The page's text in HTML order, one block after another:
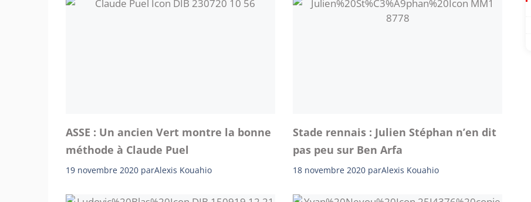
ASSE : Un ancien Vert montre la bonne
méthode à Claude Puel
19 novembre 2020 parAlexis Kouahio
Stade rennais : Julien Stéphan n’en dit
pas peu sur Ben Arfa
18 novembre 2020 parAlexis Kouahio